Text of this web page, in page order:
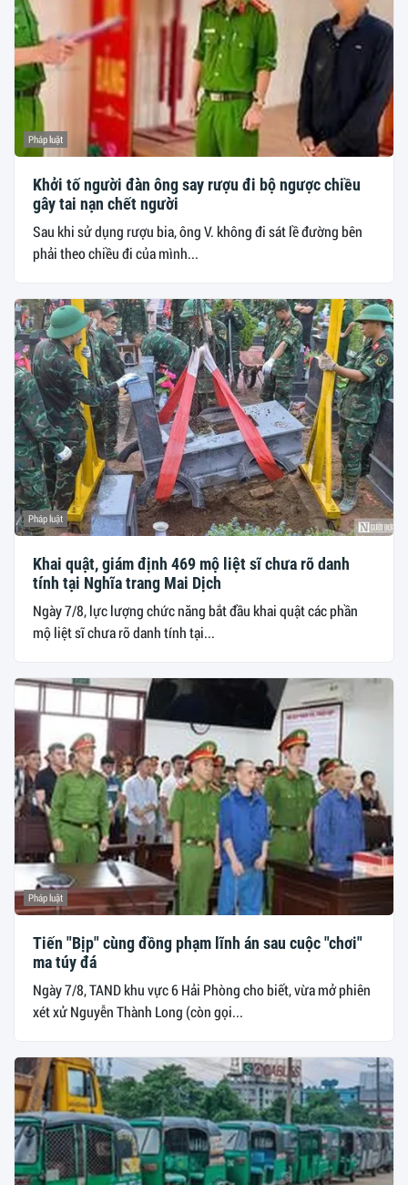
Pháp luật
Khởi tố người đàn ông say rượu đi bộ ngược chiều
gây tai nạn chết người
Sau khi sử dụng rượu bia, ông V. không đi sát lề đường bên
phải theo chiều đi của mình...
Pháp luật
Khai quật, giám định 469 mộ liệt sĩ chưa rõ danh
tính tại Nghĩa trang Mai Dịch
Ngày 7/8, lực lượng chức năng bắt đầu khai quật các phần
mộ liệt sĩ chưa rõ danh tính tại...
Pháp luật
Tiến "Bịp" cùng đồng phạm lĩnh án sau cuộc "chơi"
ma túy đá
Ngày 7/8, TAND khu vực 6 Hải Phòng cho biết, vừa mở phiên
xét xử Nguyễn Thành Long (còn gọi...